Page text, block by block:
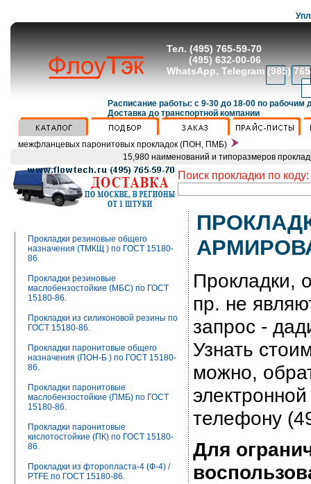
Расписание работы: с 9-30 до 18-00 по рабочим
Доставка до транспортной компании
Тел. (495) 765-59-70
(495) 632-00-06
WhatsApp, Telegram (985)
межфланцевых паронитовых прокладок (ПОН, ПМБ)
15,980 наименований и типоразмеров
Поиск прокладки по коду:
Прокладки резиновые общего
назначения (ТМКЩ ) по ГОСТ 15180-
86.
Прокладки резиновые
маслобензостойкие (МБС) по ГОСТ
15180-86.
Прокладки из силиконовой резины по
ГОСТ 15180-86.
Прокладки паронитовые общего
назначения (ПОН-Б ) по ГОСТ 15180-
86.
Прокладки паронитовые
маслобензостойкие (ПМБ) по ГОСТ
15180-86.
Прокладки паронитовые
кислотостойкие (ПК) по ГОСТ 15180-
86.
Прокладки из фторопласта-4 (Ф-4) /
PTFE по ГОСТ 15180-86.
Прокладки,
пр. не
запрос -
Узнать
можно,
телефону
Для